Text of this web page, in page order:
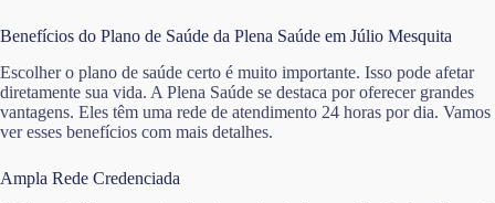
Benefícios do Plano de Saúde da Plena Saúde em Júlio Mesquita
Escolher o plano de saúde certo é muito importante. Isso pode afetar
diretamente sua vida. A Plena Saúde se destaca por oferecer grandes
vantagens. Eles têm uma rede de atendimento 24 horas por dia. Vamos
ver esses benefícios com mais detalhes.
Ampla Rede Credenciada